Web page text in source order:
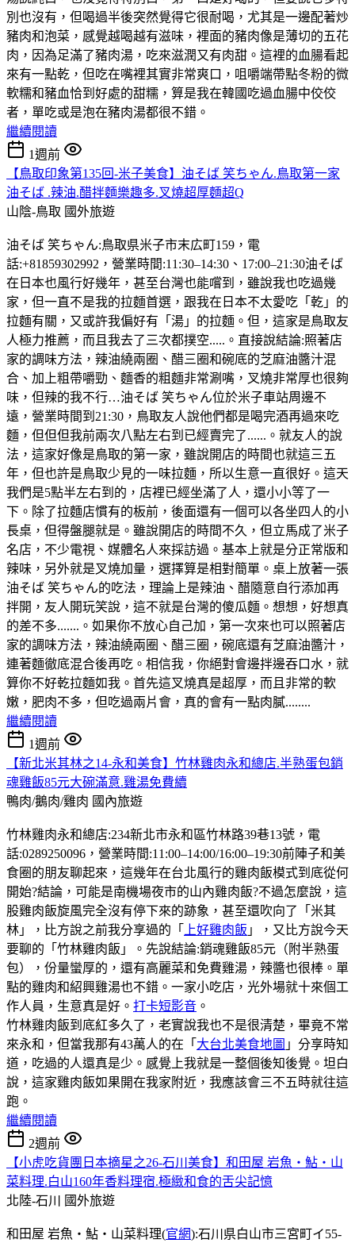
別也沒有，但喝過半後突然覺得它很耐喝，尤其是一邊配著炒
豬肉和泡菜，感覺越喝越有滋味，裡面的豬肉像是薄切的五花
肉，因為足滿了豬肉湯，吃來滋潤又有肉甜。這裡的血腸看起
來有一點乾，但吃在嘴裡其實非常爽口，咀嚼端帶點冬粉的微
軟糯和豬血恰到好處的甜糯，算是我在韓國吃過血腸中佼佼
者，單吃或是泡在豬肉湯都很不錯。
繼續閱讀
1週前
【鳥取印象第135回-米子美食】油そば 笑ちゃん.鳥取第一家
油そば .辣油.醋拌麵樂趣多.叉燒超厚麵超Q
山陰-鳥取 國外旅遊
油そば 笑ちゃん:鳥取県米子市末広町159，電
話:+81859302992，營業時間:11:30–14:30、17:00–21:30油そば
在日本也風行好幾年，甚至台灣也能嚐到，雖說我也吃過幾
家，但一直不是我的拉麵首選，跟我在日本不太愛吃「乾」的
拉麵有關，又或許我偏好有「湯」的拉麵。但，這家是鳥取友
人極力推薦，而且我去了三次都撲空.....。直接說結論:照著店
家的調味方法，辣油繞兩圈、醋三圈和碗底的芝麻油醬汁混
合、加上粗帶嚼勁、麵香的粗麵非常涮嘴，叉燒非常厚也很夠
味，但辣的我不行…油そば 笑ちゃん位於米子車站周邊不
遠，營業時間到21:30，鳥取友人說他們都是喝完酒再過來吃
麵，但但但我前兩次八點左右到已經賣完了......。就友人的說
法，這家好像是鳥取的第一家，雖說開店的時間也就這三五
年，但也許是鳥取少見的一味拉麵，所以生意一直很好。這天
我們是5點半左右到的，店裡已經坐滿了人，還小小等了一
下。除了拉麵店慣有的板前，後面還有一個可以各坐四人的小
長桌，但得盤腿就是。雖說開店的時間不久，但立馬成了米子
名店，不少電視、媒體名人來採訪過。基本上就是分正常版和
辣味，另外就是叉燒加量，選擇算是相對簡單。桌上放著一張
油そば 笑ちゃん的吃法，理論上是辣油、醋隨意自行添加再
拌開，友人開玩笑說，這不就是台灣的傻瓜麵。想想，好想真
的差不多.......。如果你不放心自己加，第一次來也可以照著店
家的調味方法，辣油繞兩圈、醋三圈，碗底還有芝麻油醬汁，
連著麵徹底混合後再吃。相信我，你絕對會邊拌邊吞口水，就
算你不好乾拉麵如我。首先這叉燒真是超厚，而且非常的軟
嫩，肥肉不多，但吃過兩片會，真的會有一點肉膩........
繼續閱讀
1週前
【新北米其林之14-永和美食】竹林雞肉永和總店.半熟蛋包銷
魂雞飯85元大碗滿意.雞湯免費續
鴨肉/鵝肉/雞肉 國內旅遊
竹林雞肉永和總店:234新北市永和區竹林路39巷13號，電
話:0289250096，營業時間:11:00–14:00/16:00–19:30前陣子和美
食圈的朋友聊起來，這幾年在台北風行的雞肉飯模式到底從何
開始?結論，可能是南機場夜市的山內雞肉飯?不過怎麼說，這
股雞肉飯旋風完全沒有停下來的跡象，甚至還吹向了「米其
林」，比方說之前我分享過的「
上好雞肉飯 」，又比方說今天
要聊的「竹林雞肉飯」。先說結論:銷魂雞飯85元（附半熟蛋
包），份量蠻厚的，還有高麗菜和免費雞湯，辣醬也很棒。單
點的雞肉和紹興雞湯也不錯。一家小吃店，光外場就十來個工
作人員，生意真是好。 打卡短影音 。
竹林雞肉飯到底紅多久了，老實說我也不是很清楚，畢竟不常
來永和，但當我那有43萬人的在「 大台北美食地圖 」分享時知
道，吃過的人還真是少。感覺上我就是一整個後知後覺。坦白
說，這家雞肉飯如果開在我家附近，我應該會三不五時就往這
跑。
繼續閱讀
2週前
【小虎吃貨團日本摘星之26-石川美食】和田屋 岩魚・鮎・山
菜料理.白山160年香料理宿.極緻和食的舌尖記憶
北陸-石川
國外旅遊
和田屋 岩魚・鮎・山菜料理(官網):石川県白山市三宮町イ55-